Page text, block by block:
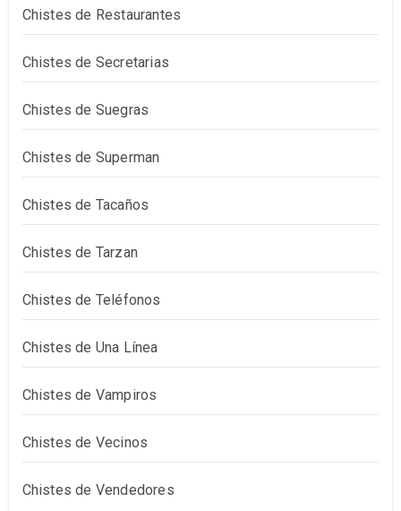
Chistes de Restaurantes
Chistes de Secretarias
Chistes de Suegras
Chistes de Superman
Chistes de Tacaños
Chistes de Tarzan
Chistes de Teléfonos
Chistes de Una Línea
Chistes de Vampiros
Chistes de Vecinos
Chistes de Vendedores